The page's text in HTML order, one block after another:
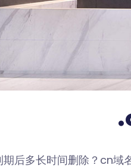
多长时间删除？cn域名